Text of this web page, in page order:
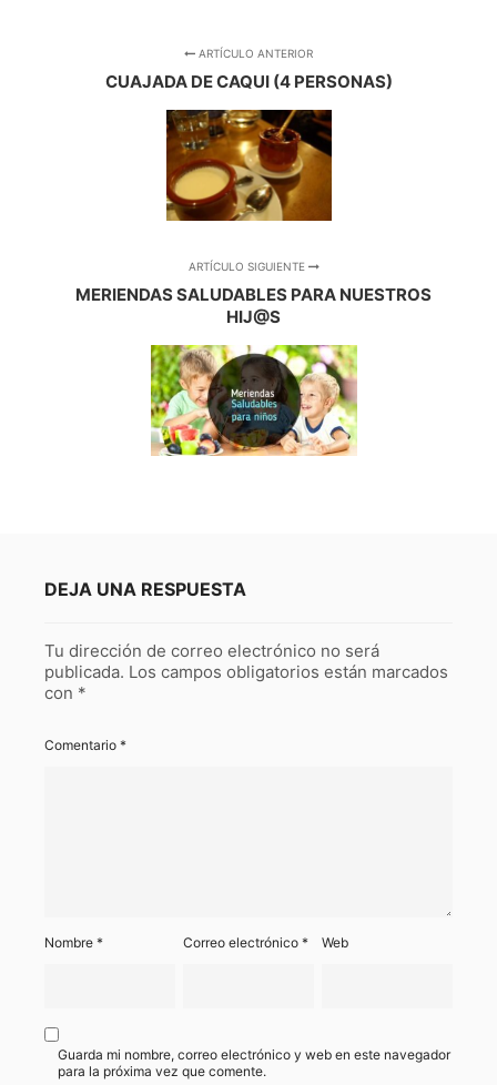
ARTÍCULO ANTERIOR
CUAJADA DE CAQUI (4 PERSONAS)
ARTÍCULO SIGUIENTE
MERIENDAS SALUDABLES PARA NUESTROS
HIJ@S
DEJA UNA RESPUESTA
Tu dirección de correo electrónico no será
publicada. Los campos obligatorios están marcados
con *
Comentario *
Nombre * Correo electrónico* Web
Guarda mi nombre, correo electrónico y web en este navegador
para la próxima vez que comente.